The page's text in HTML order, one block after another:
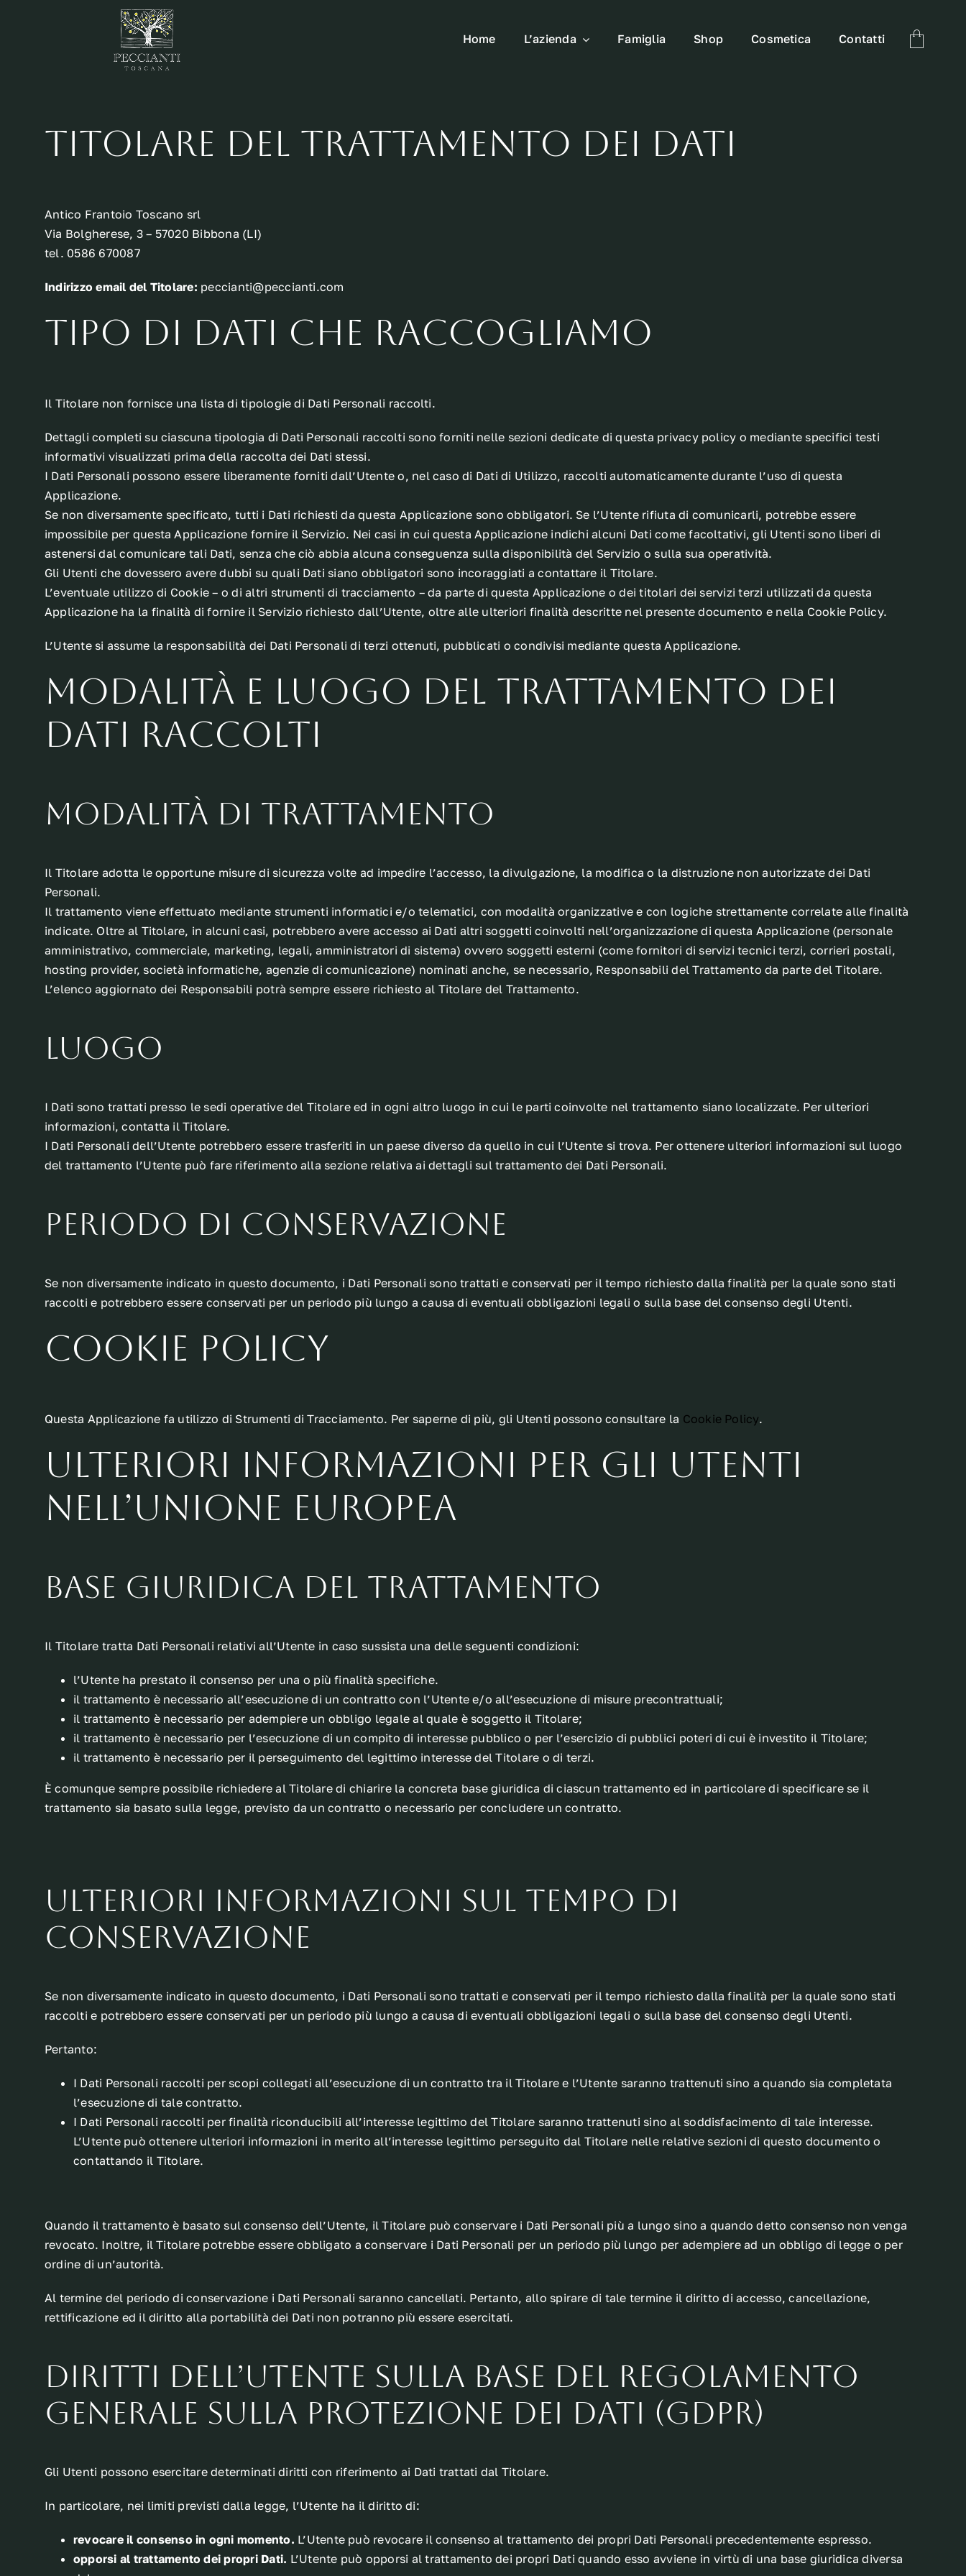
Home L’azienda Famiglia Shop Cosmetica Contatti
Titolare del Trattamento dei Dati
Antico Frantoio Toscano srl
Via Bolgherese, 3 – 57020 Bibbona (LI)
tel. 0586 670087
Indirizzo email del Titolare: peccianti@peccianti.com
Tipo di Dati che raccogliamo
Il Titolare non fornisce una lista di tipologie di Dati Personali raccolti.
Dettagli completi su ciascuna tipologia di Dati Personali raccolti sono forniti nelle sezioni dedicate di questa privacy policy o mediante specifici testi
informativi visualizzati prima della raccolta dei Dati stessi.
I Dati Personali possono essere liberamente forniti dall’Utente o, nel caso di Dati di Utilizzo, raccolti automaticamente durante l’uso di questa
Applicazione.
Se non diversamente specificato, tutti i Dati richiesti da questa Applicazione sono obbligatori. Se l’Utente rifiuta di comunicarli, potrebbe essere
impossibile per questa Applicazione fornire il Servizio. Nei casi in cui questa Applicazione indichi alcuni Dati come facoltativi, gli Utenti sono liberi di
astenersi dal comunicare tali Dati, senza che ciò abbia alcuna conseguenza sulla disponibilità del Servizio o sulla sua operatività.
Gli Utenti che dovessero avere dubbi su quali Dati siano obbligatori sono incoraggiati a contattare il Titolare.
L’eventuale utilizzo di Cookie – o di altri strumenti di tracciamento – da parte di questa Applicazione o dei titolari dei servizi terzi utilizzati da questa
Applicazione ha la finalità di fornire il Servizio richiesto dall’Utente, oltre alle ulteriori finalità descritte nel presente documento e nella Cookie Policy.
L’Utente si assume la responsabilità dei Dati Personali di terzi ottenuti, pubblicati o condivisi mediante questa Applicazione.
Modalità e luogo del trattamento dei
Dati raccolti
Modalità di trattamento
Il Titolare adotta le opportune misure di sicurezza volte ad impedire l’accesso, la divulgazione, la modifica o la distruzione non autorizzate dei Dati
Personali.
Il trattamento viene effettuato mediante strumenti informatici e/o telematici, con modalità organizzative e con logiche strettamente correlate alle finalità
indicate. Oltre al Titolare, in alcuni casi, potrebbero avere accesso ai Dati altri soggetti coinvolti nell’organizzazione di questa Applicazione (personale
amministrativo, commerciale, marketing, legali, amministratori di sistema) ovvero soggetti esterni (come fornitori di servizi tecnici terzi, corrieri postali,
hosting provider, società informatiche, agenzie di comunicazione) nominati anche, se necessario, Responsabili del Trattamento da parte del Titolare.
L’elenco aggiornato dei Responsabili potrà sempre essere richiesto al Titolare del Trattamento.
Luogo
I Dati sono trattati presso le sedi operative del Titolare ed in ogni altro luogo in cui le parti coinvolte nel trattamento siano localizzate. Per ulteriori
informazioni, contatta il Titolare.
I Dati Personali dell’Utente potrebbero essere trasferiti in un paese diverso da quello in cui l’Utente si trova. Per ottenere ulteriori informazioni sul luogo
del trattamento l’Utente può fare riferimento alla sezione relativa ai dettagli sul trattamento dei Dati Personali.
Periodo di conservazione
Se non diversamente indicato in questo documento, i Dati Personali sono trattati e conservati per il tempo richiesto dalla finalità per la quale sono stati
raccolti e potrebbero essere conservati per un periodo più lungo a causa di eventuali obbligazioni legali o sulla base del consenso degli Utenti.
Cookie Policy
Questa Applicazione fa utilizzo di Strumenti di Tracciamento. Per saperne di più, gli Utenti possono consultare la Cookie Policy.
Ulteriori informazioni per gli utenti
nell’Unione Europea
Base giuridica del trattamento
Il Titolare tratta Dati Personali relativi all’Utente in caso sussista una delle seguenti condizioni:
l’Utente ha prestato il consenso per una o più finalità specifiche.
il trattamento è necessario all’esecuzione di un contratto con l’Utente e/o all’esecuzione di misure precontrattuali;
il trattamento è necessario per adempiere un obbligo legale al quale è soggetto il Titolare;
il trattamento è necessario per l’esecuzione di un compito di interesse pubblico o per l’esercizio di pubblici poteri di cui è investito il Titolare;
il trattamento è necessario per il perseguimento del legittimo interesse del Titolare o di terzi.
È comunque sempre possibile richiedere al Titolare di chiarire la concreta base giuridica di ciascun trattamento ed in particolare di specificare se il
trattamento sia basato sulla legge, previsto da un contratto o necessario per concludere un contratto.
Ulteriori informazioni sul tempo di
conservazione
Se non diversamente indicato in questo documento, i Dati Personali sono trattati e conservati per il tempo richiesto dalla finalità per la quale sono stati
raccolti e potrebbero essere conservati per un periodo più lungo a causa di eventuali obbligazioni legali o sulla base del consenso degli Utenti.
Pertanto:
I Dati Personali raccolti per scopi collegati all’esecuzione di un contratto tra il Titolare e l’Utente saranno trattenuti sino a quando sia completata
l’esecuzione di tale contratto.
I Dati Personali raccolti per finalità riconducibili all’interesse legittimo del Titolare saranno trattenuti sino al soddisfacimento di tale interesse.
L’Utente può ottenere ulteriori informazioni in merito all’interesse legittimo perseguito dal Titolare nelle relative sezioni di questo documento o
contattando il Titolare.
Quando il trattamento è basato sul consenso dell’Utente, il Titolare può conservare i Dati Personali più a lungo sino a quando detto consenso non venga
revocato. Inoltre, il Titolare potrebbe essere obbligato a conservare i Dati Personali per un periodo più lungo per adempiere ad un obbligo di legge o per
ordine di un’autorità.
Al termine del periodo di conservazione i Dati Personali saranno cancellati. Pertanto, allo spirare di tale termine il diritto di accesso, cancellazione,
rettificazione ed il diritto alla portabilità dei Dati non potranno più essere esercitati.
Diritti dell’Utente sulla base del Regolamento
Generale sulla Protezione dei Dati (GDPR)
Gli Utenti possono esercitare determinati diritti con riferimento ai Dati trattati dal Titolare.
In particolare, nei limiti previsti dalla legge, l’Utente ha il diritto di:
revocare il consenso in ogni momento. L’Utente può revocare il consenso al trattamento dei propri Dati Personali precedentemente espresso.
opporsi al trattamento dei propri Dati. L’Utente può opporsi al trattamento dei propri Dati quando esso avviene in virtù di una base giuridica diversa